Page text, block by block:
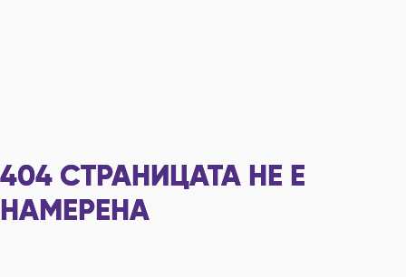
404 СТРАНИЦАТА НЕ Е
НАМЕРЕНА